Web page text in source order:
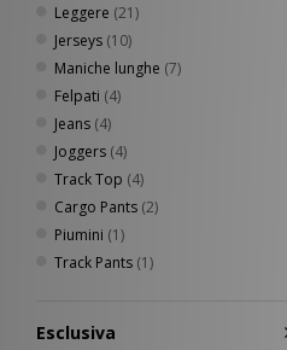
Leggere (21)
Jerseys (10)
Maniche lunghe (7)
Felpati (4)
Jeans (4)
Joggers (4)
Track Top (4)
Cargo Pants (2)
Piumini (1)
Track Pants (1)
Esclusiva